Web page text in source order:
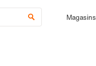
Magasins